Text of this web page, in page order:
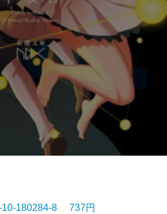
10-180284-8 737円